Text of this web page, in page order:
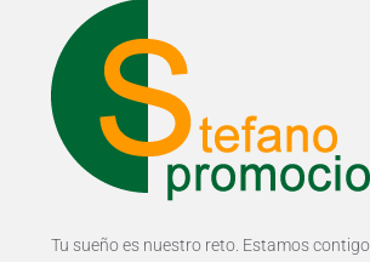
Tu sueño es nuestro reto. Estamos contigo,